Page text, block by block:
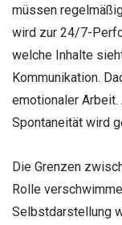
müssen
wird zur 24/7-
welche Inhalte
Kommunikation.
emotionaler
Spontaneität wird
Die Grenzen
Rolle
Selbstdarstellung